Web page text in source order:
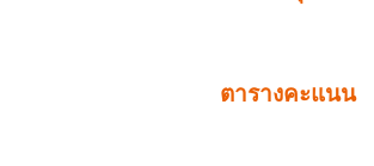
ตารางคะแนน